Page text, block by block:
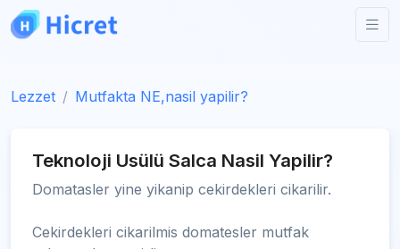
Lezzet Mutfakta NE,nasil yapilir?
Teknoloji Usülü Salca Nasil Yapilir?
Domatasler yine yikanip cekirdekleri cikarilir.
Cekirdekleri cikarilmis domatesler mutfak